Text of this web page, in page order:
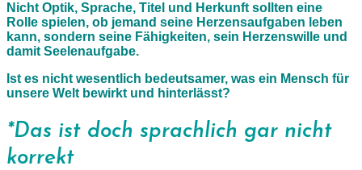
Nicht Optik, Sprache, Titel und Herkunft sollten eine
Rolle spielen, ob jemand seine Herzensaufgaben leben
kann, sondern seine Fähigkeiten, sein Herzenswille und
damit Seelenaufgabe.
Ist es nicht wesentlich bedeutsamer, was ein Mensch für
unsere Welt bewirkt und hinterlässt?
*Das ist doch sprachlich gar nicht
korrekt